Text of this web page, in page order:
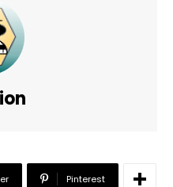
Pinterest